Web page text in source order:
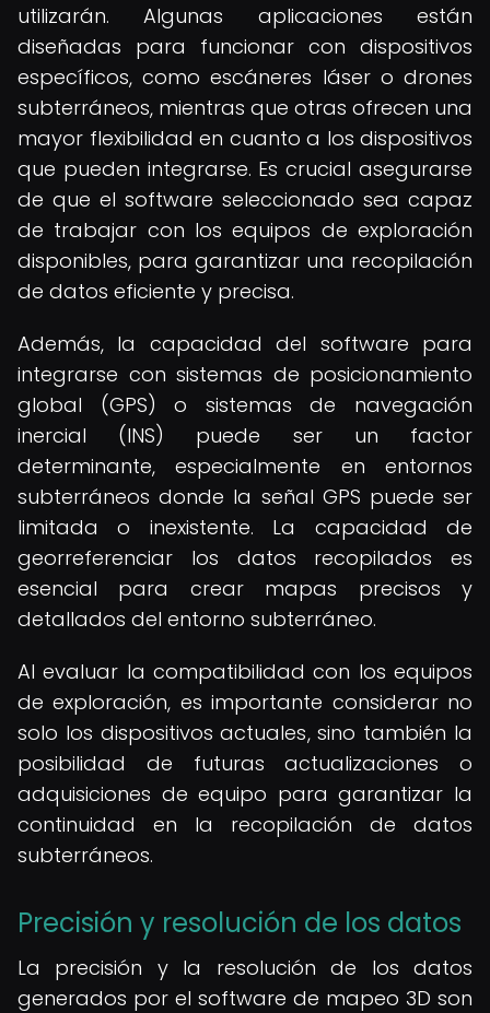
utilizarán. Algunas aplicaciones están
diseñadas para funcionar con dispositivos
específicos, como escáneres láser o drones
subterráneos, mientras que otras ofrecen una
mayor flexibilidad en cuanto a los dispositivos
que pueden integrarse. Es crucial asegurarse
de que el software seleccionado sea capaz
de trabajar con los equipos de exploración
disponibles, para garantizar una recopilación
de datos eficiente y precisa.
Además, la capacidad del software para
integrarse con sistemas de posicionamiento
global (GPS) o sistemas de navegación
inercial (INS) puede ser un factor
determinante, especialmente en entornos
subterráneos donde la señal GPS puede ser
limitada o inexistente. La capacidad de
georreferenciar los datos recopilados es
esencial para crear mapas precisos y
detallados del entorno subterráneo.
Al evaluar la compatibilidad con los equipos
de exploración, es importante considerar no
solo los dispositivos actuales, sino también la
posibilidad de futuras actualizaciones o
adquisiciones de equipo para garantizar la
continuidad en la recopilación de datos
subterráneos.
Precisión y resolución de los datos
La precisión y la resolución de los datos
generados por el software de mapeo 3D son